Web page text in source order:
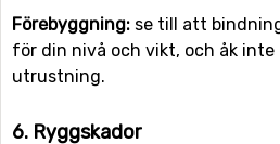
Förebyggning: se till att
för din nivå och vikt, och åk inte
utrustning.
6. Ryggskador